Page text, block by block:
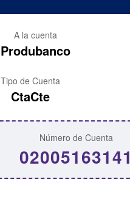
A la cuenta
Produbanco
Tipo de Cuenta
CtaCte
Número de Cuenta
02005163141